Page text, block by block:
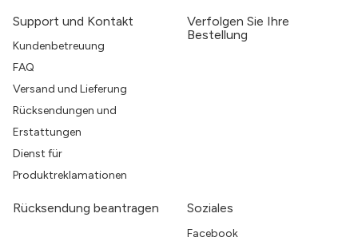
Support und Kontakt
Kundenbetreuung
FAQ
Versand und Lieferung
Rücksendungen und
Erstattungen
Dienst für
Produktreklamationen
Verfolgen Sie Ihre
Bestellung
Rücksendung beantragen Soziales
Facebook